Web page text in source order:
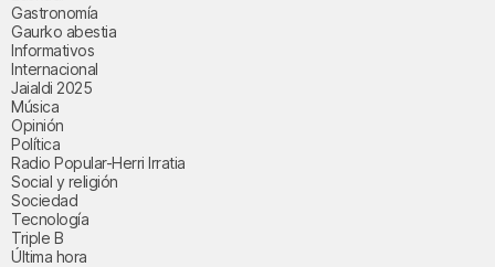
Gastronomía
Gaurko abestia
Informativos
Internacional
Jaialdi 2025
Música
Opinión
Política
Radio Popular-Herri Irratia
Social y religión
Sociedad
Tecnología
Triple B
Última hora